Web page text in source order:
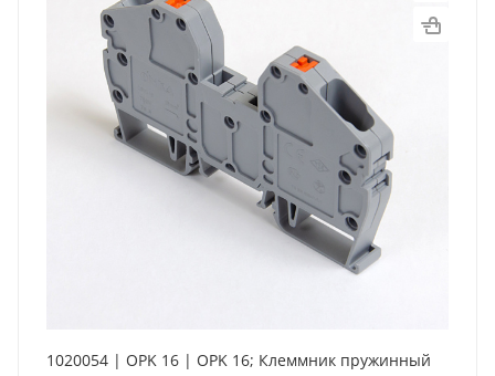
1020054 | OPK 16 | OPK 16; Клеммник пружинный